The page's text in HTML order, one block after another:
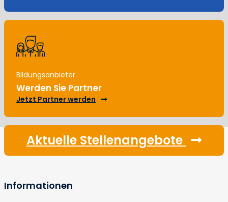
Bildungsanbieter
Werden Sie Partner
Jetzt Partner werden
Aktuelle Stellenangebote
Informationen